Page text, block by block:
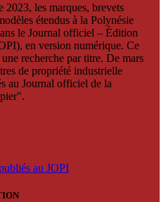
2023, les marques, brevets
étendus à la Polynésie
le Journal officiel – Édition
en version numérique. Ce
recherche par titre. De mars
de propriété industrielle
au Journal officiel de la
au JOPI